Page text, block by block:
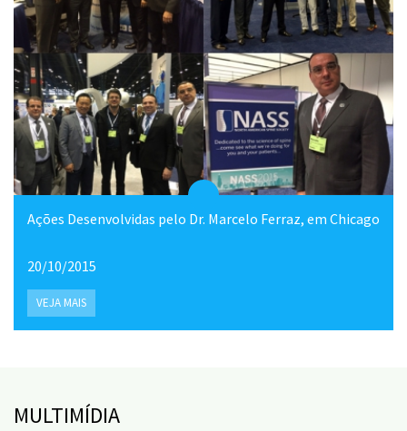
Ações Desenvolvidas pelo Dr. Marcelo Ferraz, em Chicago
20/10/2015
VEJA MAIS
MULTIMÍDIA